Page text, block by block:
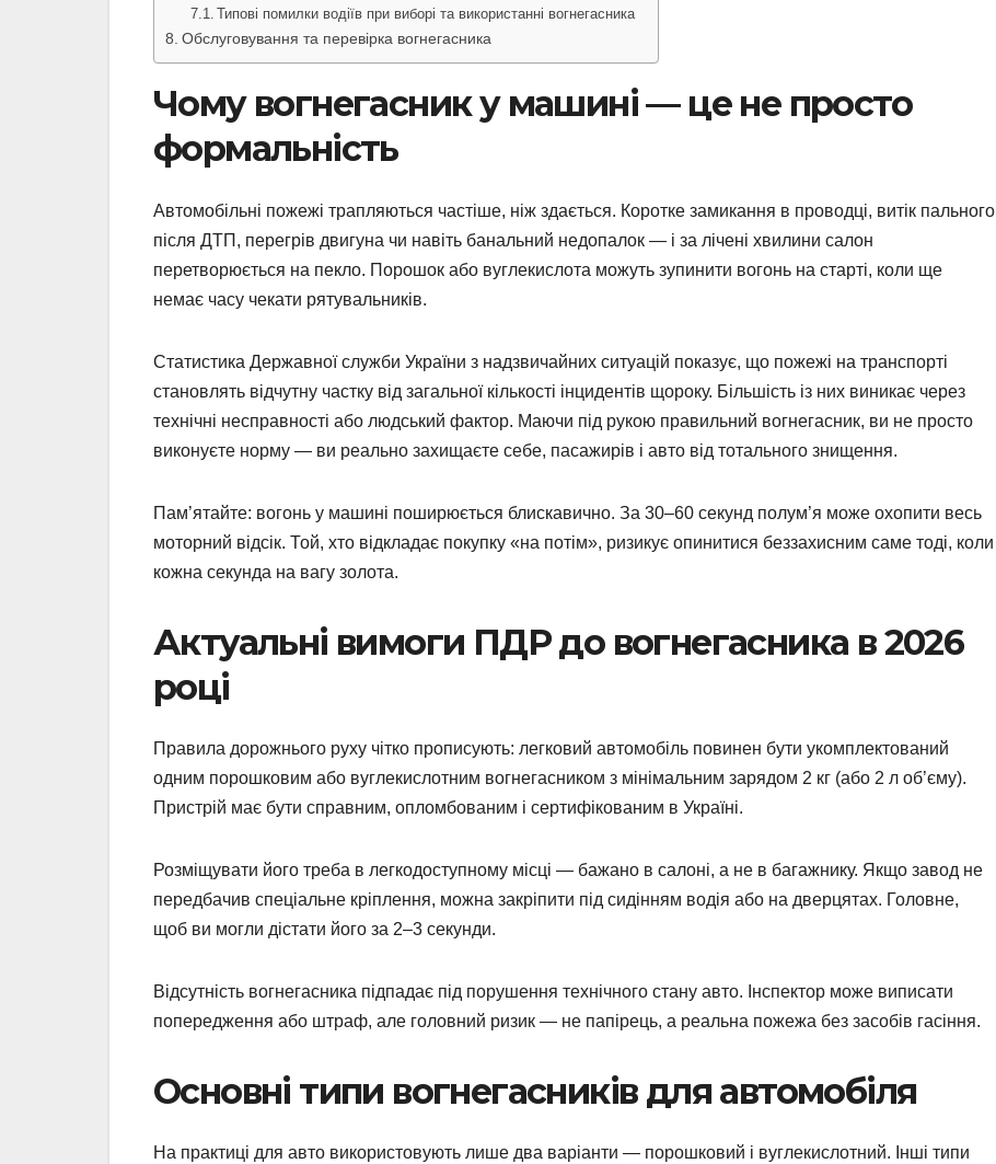
Типові помилки водіїв при виборі та використанні вогнегасника
Обслуговування та перевірка вогнегасника
Чому вогнегасник у машині — це не просто
формальність
Автомобільні пожежі трапляються частіше, ніж здається. Коротке замикання в проводці, витік пального
після ДТП, перегрів двигуна чи навіть банальний недопалок — і за лічені хвилини салон
перетворюється на пекло. Порошок або вуглекислота можуть зупинити вогонь на старті, коли ще
немає часу чекати рятувальників.
Статистика Державної служби України з надзвичайних ситуацій показує, що пожежі на транспорті
становлять відчутну частку від загальної кількості інцидентів щороку. Більшість із них виникає через
технічні несправності або людський фактор. Маючи під рукою правильний вогнегасник, ви не просто
виконуєте норму — ви реально захищаєте себе, пасажирів і авто від тотального знищення.
Пам’ятайте: вогонь у машині поширюється блискавично. За 30–60 секунд полум’я може охопити весь
моторний відсік. Той, хто відкладає покупку «на потім», ризикує опинитися беззахисним саме тоді, коли
кожна секунда на вагу золота.
Актуальні вимоги ПДР до вогнегасника в 2026
році
Правила дорожнього руху чітко прописують: легковий автомобіль повинен бути укомплектований
одним порошковим або вуглекислотним вогнегасником з мінімальним зарядом 2 кг (або 2 л об’єму).
Пристрій має бути справним, опломбованим і сертифікованим в Україні.
Розміщувати його треба в легкодоступному місці — бажано в салоні, а не в багажнику. Якщо завод не
передбачив спеціальне кріплення, можна закріпити під сидінням водія або на дверцятах. Головне,
щоб ви могли дістати його за 2–3 секунди.
Відсутність вогнегасника підпадає під порушення технічного стану авто. Інспектор може виписати
попередження або штраф, але головний ризик — не папірець, а реальна пожежа без засобів гасіння.
Основні типи вогнегасників для автомобіля
На практиці для авто використовують лише два варіанти — порошковий і вуглекислотний. Інші типи